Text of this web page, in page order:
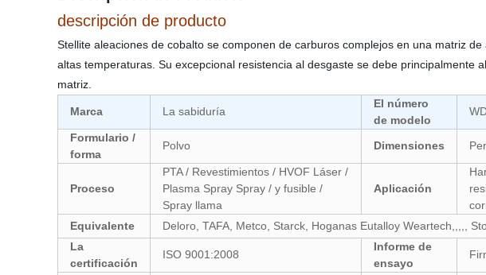
descripción de producto
Stellite aleaciones de cobalto se componen de carburos complejos en una matriz
altas temperaturas. Su excepcional resistencia al desgaste se debe
matriz.
Marca La sabiduría
El número
de modelo
Formulario /
forma
Polvo Dimensiones
Proceso
PTA / Revestimientos / HVOF Láser /
Plasma Spray Spray / y fusible /
Spray llama
Aplicación
Equivalente
Deloro, TAFA, Metco, Starck, Hoganas Eutalloy Weartech,,,,,
La
certificación
ISO 9001:2008
Informe de
ensayo